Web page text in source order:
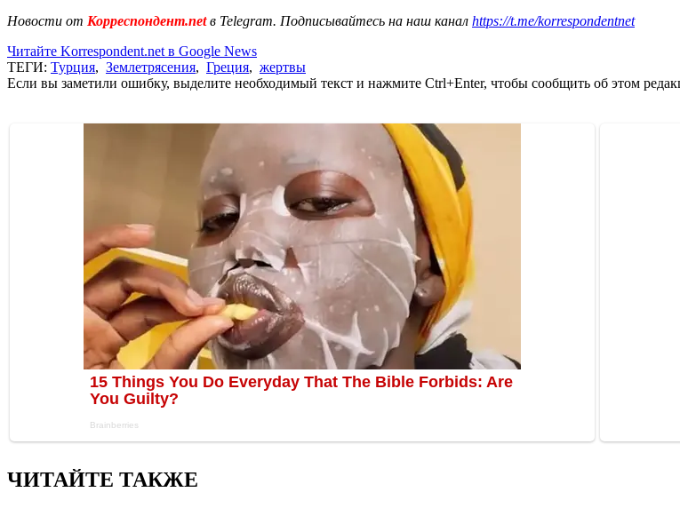
Новости от Корреспондент.netв Telegram. Подписывайтесь на наш канал https://t.me/korrespondentnet
Читайте Korrespondent.net в Google News
ТЕГИ: Турция, Землетрясения, Греция, жертвы
Если вы заметили ошибку, выделите необходимый текст и нажмите Ctrl+Enter, чтобы сообщить об этом
ЧИТАЙТЕ ТАКЖЕ